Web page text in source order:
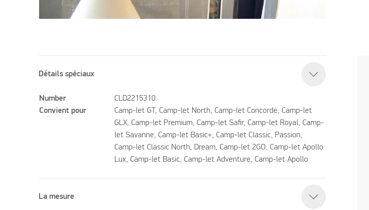
Détails spéciaux
Number
CLD2215310
Convient pour
Camp-let GT, Camp-let North, Camp-let Concorde, Camp-let
GLX, Camp-let Premium, Camp-let Safir, Camp-let Royal, Camp-
let Savanne, Camp-let Basic+, Camp-let Classic, Passion,
Camp-let Classic North, Dream, Camp-let 2GO, Camp-let Apollo
Lux, Camp-let Basic, Camp-let Adventure, Camp-let Apollo
La mesure